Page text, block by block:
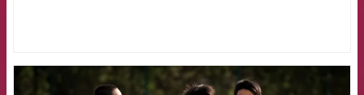
FCB Barcelona badge